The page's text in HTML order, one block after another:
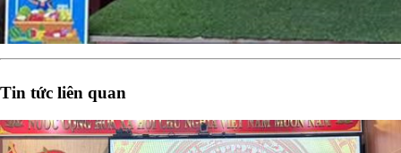
Tin tức liên quan